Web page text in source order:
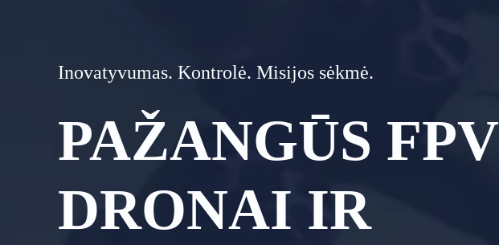
Inovatyvumas. Kontrolė. Misijos sėkmė.
PAŽANGŪS FPV
DRONAI IR